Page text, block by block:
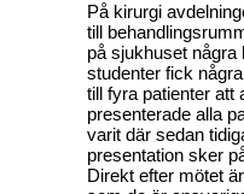
På kirurgi
till
på sjukhuset några
studenter fick
till fyra patienter att
presenterade alla
varit där sedan
presentation sker
Direkt efter mötet